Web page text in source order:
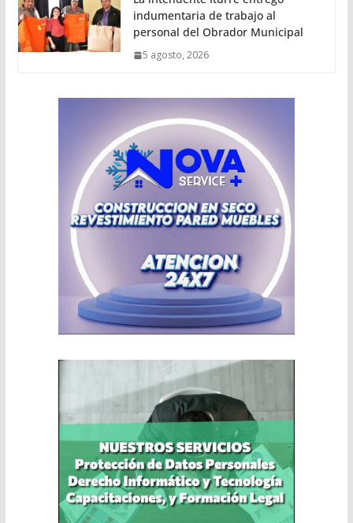
indumentaria de trabajo al
personal del Obrador Municipal
5 agosto, 2026